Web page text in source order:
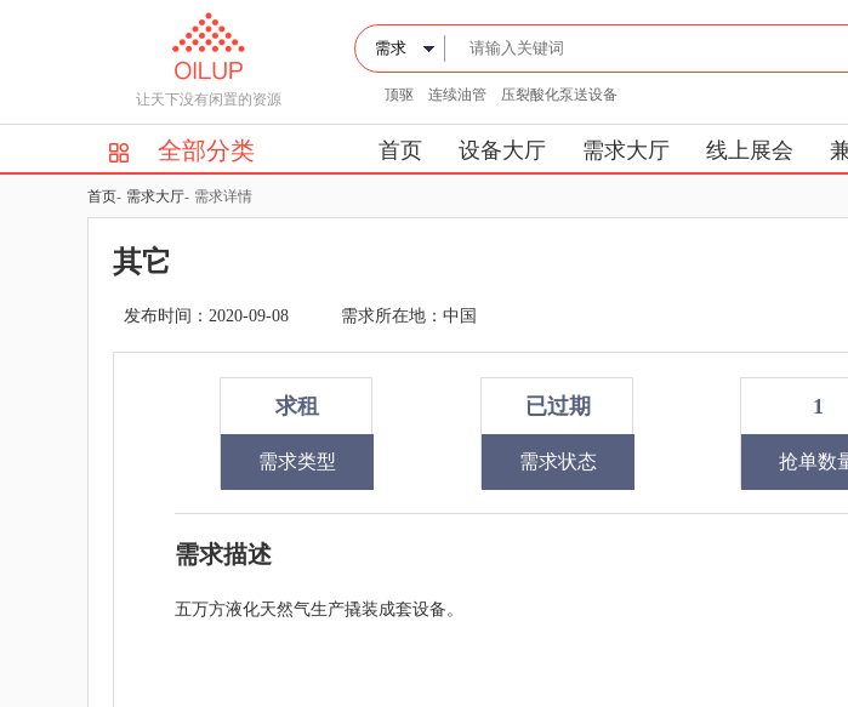
让天下没有闲置的资源 顶驱 连续油管 压裂酸化泵送设备
全部分类 首页 设备大厅 需求大厅 线上展会
首页- 需求大厅- 需求详情
其它
发布时间：2020-09-08 需求所在地：中国
求租
需求类型
已过期
需求状态
1
抢单数
需求描述
五万方液化天然气生产撬装成套设备。